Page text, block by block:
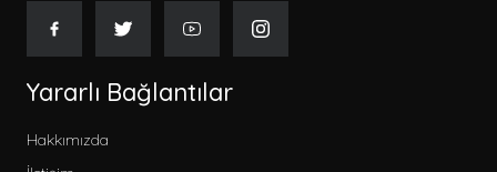
Yararlı Bağlantılar
Hakkımızda